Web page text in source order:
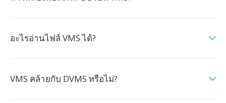
อะไรอ่านไฟล์ VMS ได้?
VMS คล้ายกับ DVMS หรือไม่?